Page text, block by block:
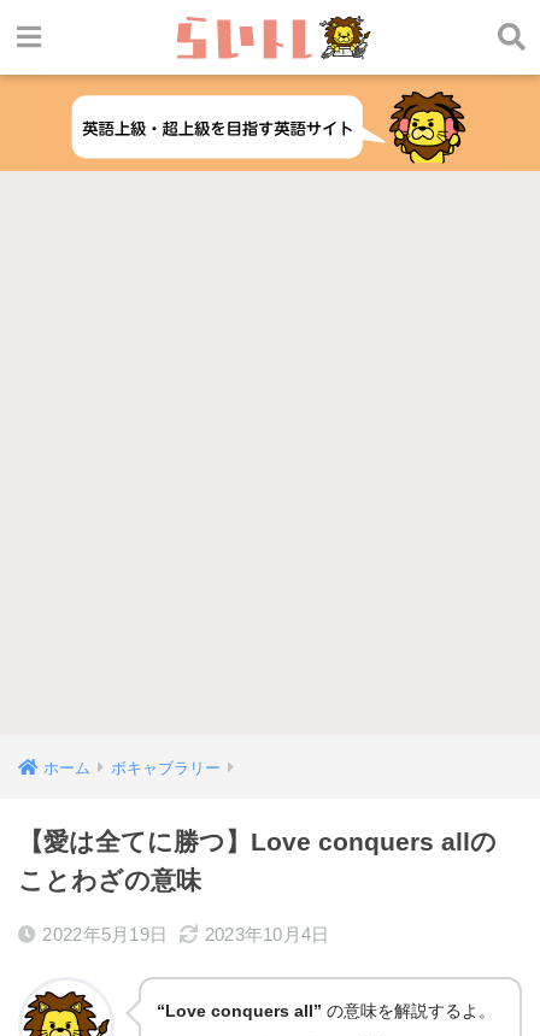
ホーム ボキャブラリー
【愛は全てに勝つ】Love conquers allの
ことわざの意味
2022年5月19日 2023年10月4日
“Love conquers all” の意味を解説するよ。